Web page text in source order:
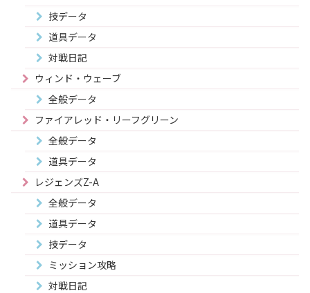
技データ
道具データ
対戦日記
ウィンド・ウェーブ
全般データ
ファイアレッド・リーフグリーン
全般データ
道具データ
レジェンズZ-A
全般データ
道具データ
技データ
ミッション攻略
対戦日記